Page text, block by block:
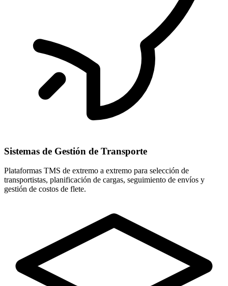
Sistemas de Gestión de Transporte
Plataformas TMS de extremo a extremo para selección de
transportistas, planificación de cargas, seguimiento de envíos y
gestión de costos de flete.